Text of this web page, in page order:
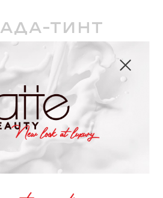
тинт
текстура.
и
формуле, Ultimatte
сразу несколько
помаду вместо
небольшое